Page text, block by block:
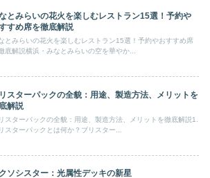
とみらいの花火を楽しむレストラン15選！予約や
すめ席を徹底解説
とみらいの花火を楽しむレストラン15選！予約やおすすめ席
底解説横浜・みなとみらいの空を華やか...
スターパックの全貌：用途、製造方法、メリットを
解説
スターパックの全貌：用途、製造方法、メリットを徹底解説1.
スターパックとは何か？ブリスター...
ソシスター：光属性デッキの新星